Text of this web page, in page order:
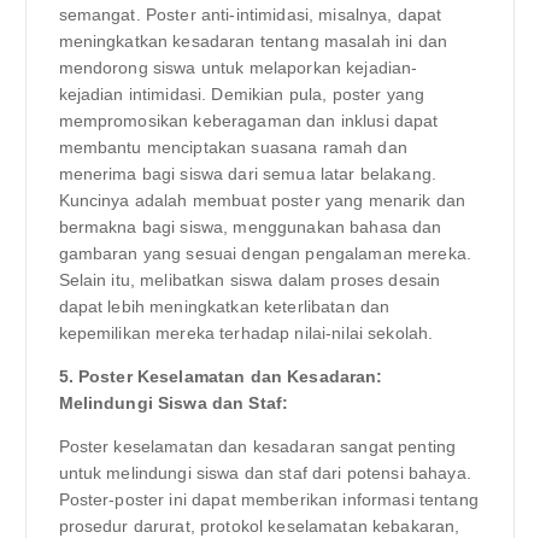
semangat. Poster anti-intimidasi, misalnya, dapat
meningkatkan kesadaran tentang masalah ini dan
mendorong siswa untuk melaporkan kejadian-
kejadian intimidasi. Demikian pula, poster yang
mempromosikan keberagaman dan inklusi dapat
membantu menciptakan suasana ramah dan
menerima bagi siswa dari semua latar belakang.
Kuncinya adalah membuat poster yang menarik dan
bermakna bagi siswa, menggunakan bahasa dan
gambaran yang sesuai dengan pengalaman mereka.
Selain itu, melibatkan siswa dalam proses desain
dapat lebih meningkatkan keterlibatan dan
kepemilikan mereka terhadap nilai-nilai sekolah.
5. Poster Keselamatan dan Kesadaran:
Melindungi Siswa dan Staf:
Poster keselamatan dan kesadaran sangat penting
untuk melindungi siswa dan staf dari potensi bahaya.
Poster-poster ini dapat memberikan informasi tentang
prosedur darurat, protokol keselamatan kebakaran,